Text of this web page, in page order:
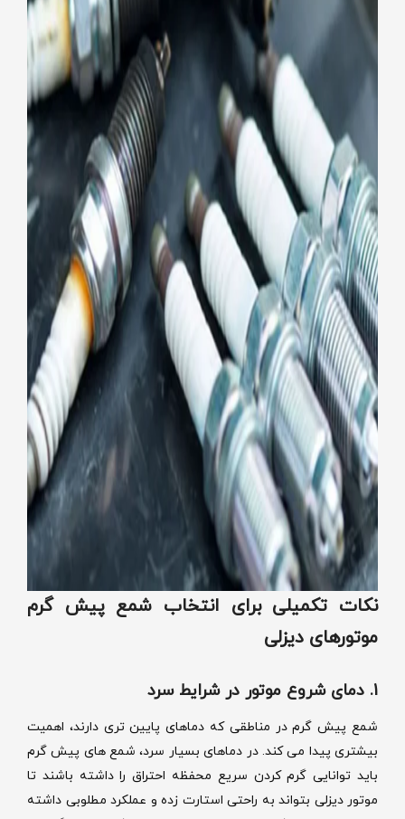
نکات تکمیلی برای انتخاب شمع پیش گرم
موتورهای دیزلی
1. دمای شروع موتور در شرایط سرد
شمع پیش گرم در مناطقی که دماهای پایین تری دارند، اهمیت
بیشتری پیدا می کند. در دماهای بسیار سرد، شمع های پیش گرم
باید توانایی گرم کردن سریع محفظه احتراق را داشته باشند تا
موتور دیزلی بتواند به راحتی استارت زده و عملکرد مطلوبی داشته